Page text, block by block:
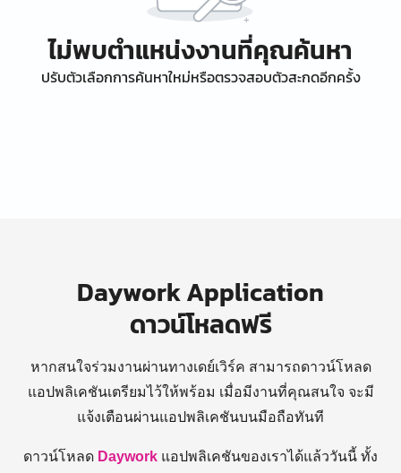
ไม่พบตำแหน่งงานที่คุณค้นหา
ปรับตัวเลือกการค้นหาใหม่หรือตรวจสอบตัวสะกดอีกครั้ง
Daywork Application
ดาวน์โหลดฟรี
หากสนใจร่วมงานผ่านทางเดย์เวิร์ค สามารถดาวน์โหลด
แอปพลิเคชันเตรียมไว้ให้พร้อม เมื่อมีงานที่คุณสนใจ จะมี
แจ้งเตือนผ่านแอปพลิเคชันบนมือถือทันที
ดาวน์โหลด Daywork แอปพลิเคชันของเราได้แล้ววันนี้ ทั้ง